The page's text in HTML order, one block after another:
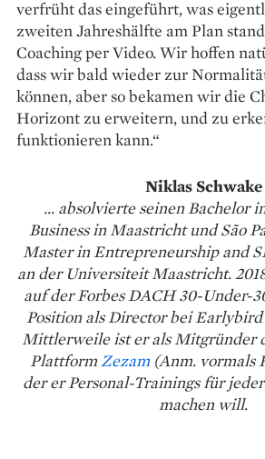
verfrüht das eingeführt, was
zweiten Jahreshälfte am Plan
Coaching per Video. Wir hoffen
dass wir bald wieder zur
können, aber so bekamen wir die
Horizont zu erweitern, und zu
funktionieren kann.“
Niklas Schwake
... absolvierte seinen Bachelor
Business in Maastricht und São
Master in Entrepreneurship and
an der Universiteit Maastricht.
auf der Forbes DACH 30-Under-
Position als Director bei
Mittlerweile ist er als Mitgründer
Plattform Zezam(Anm. vormals
der er Personal-Trainings für
machen will.